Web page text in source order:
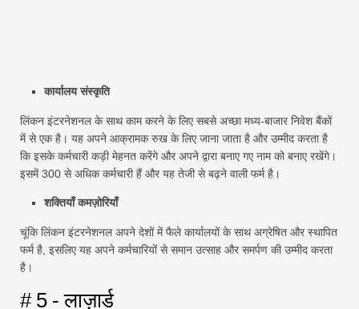
कार्यालय संस्कृति
लिंकन इंटरनेशनल के साथ काम करने के लिए सबसे अच्छा मध्य-बाजार निवेश बैंकों
में से एक है। यह अपने आक्रामक रुख के लिए जाना जाता है और उम्मीद करता है
कि इसके कर्मचारी कड़ी मेहनत करेंगे और अपने द्वारा बनाए गए नाम को बनाए रखेंगे।
इसमें 300 से अधिक कर्मचारी हैं और यह तेजी से बढ़ने वाली फर्म है।
शक्तियाँ कमज़ोरियाँ
चूंकि लिंकन इंटरनेशनल अपने देशों में फैले कार्यालयों के साथ अग्रेषित और स्थापित
फर्म है, इसलिए यह अपने कर्मचारियों से समान उत्साह और समर्पण की उम्मीद करता
है।
# 5 - लाज़ार्ड